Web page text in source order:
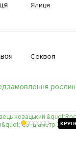
Ялиця
Секвоя